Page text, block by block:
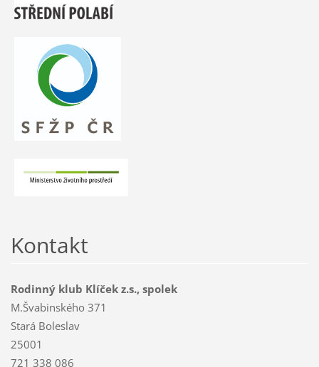
Kontakt
Rodinný klub Klíček z.s., spolek
M.Švabinského 371
Stará Boleslav
25001
721 338 086